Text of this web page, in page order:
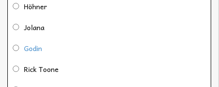
Höhner
Jolana
Godin
Rick Toone